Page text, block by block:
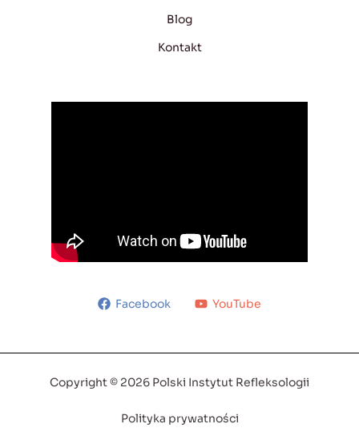
Blog
Kontakt
Facebook YouTube
Copyright © 2026 Polski Instytut Refleksologii
Polityka prywatności